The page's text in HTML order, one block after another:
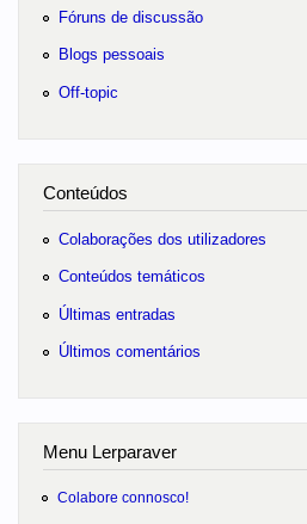
Fóruns de discussão
Blogs pessoais
Off-topic
Conteúdos
Colaborações dos utilizadores
Conteúdos temáticos
Últimas entradas
Últimos comentários
Menu Lerparaver
Colabore connosco!